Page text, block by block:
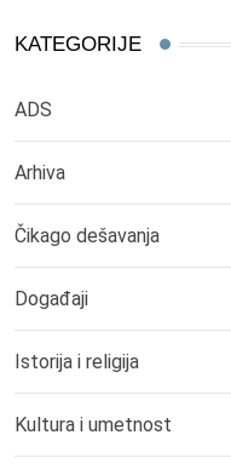
KATEGORIJE
ADS
Arhiva
Čikago dešavanja
Događaji
Istorija i religija
Kultura i umetnost